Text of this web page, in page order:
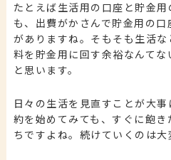
たとえば生活用の口座と貯金
も、出費がかさんで貯金用の
がありますね。そもそも生活
料を貯金用に回す余裕なんて
と思います。
日々の生活を見直すことが大
約を始めてみても、すぐに飽
ちですよね。続けていくのは大